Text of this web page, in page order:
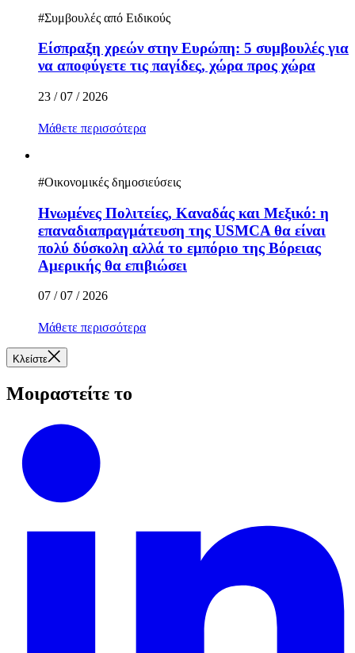
#Συμβουλές από Ειδικούς
Είσπραξη χρεών στην Ευρώπη: 5 συμβουλές για
να αποφύγετε τις παγίδες, χώρα προς χώρα
23 / 07 / 2026
Μάθετε περισσότερα
#Οικονομικές δημοσιεύσεις
Ηνωμένες Πολιτείες, Καναδάς και Μεξικό: η
επαναδιαπραγμάτευση της USMCA θα είναι
πολύ δύσκολη αλλά το εμπόριο της Βόρειας
Αμερικής θα επιβιώσει
07 / 07 / 2026
Μάθετε περισσότερα
Κλείστε
Μοιραστείτε το